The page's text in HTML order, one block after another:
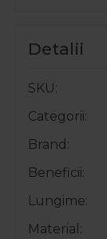
Detalii
SKU
Categorii
Brand
Beneficii
Lungime
Material